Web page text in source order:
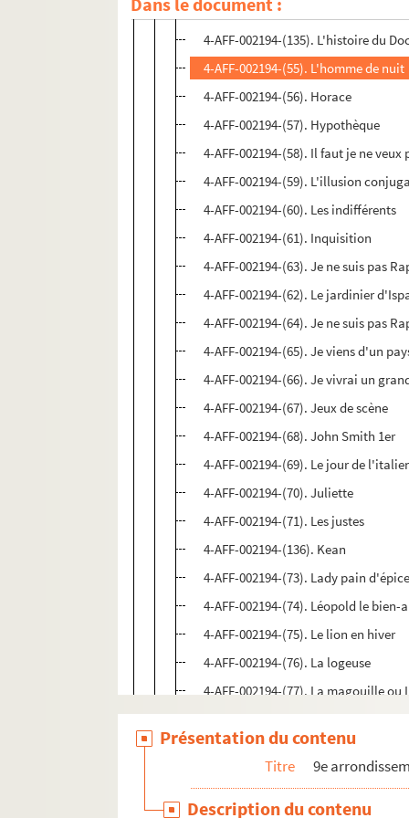
4-AFF-002194-(54). L'histoire de
4-AFF-002194-(135). L'histoire du
4-AFF-002194-(55). L'homme de nuit
4-AFF-002194-(56). Horace
4-AFF-002194-(57). Hypothèque
4-AFF-002194-(58). Il faut je ne veux
4-AFF-002194-(59). L'illusion
4-AFF-002194-(60). Les indifférents
4-AFF-002194-(61). Inquisition
4-AFF-002194-(63). Je ne suis pas
4-AFF-002194-(62). Le jardinier
4-AFF-002194-(64). Je ne suis pas
4-AFF-002194-(65). Je viens d'un
4-AFF-002194-(66). Je vivrai un
4-AFF-002194-(67). Jeux de scène
4-AFF-002194-(68). John Smith 1er
4-AFF-002194-(69). Le jour de
4-AFF-002194-(70). Juliette
4-AFF-002194-(71). Les justes
4-AFF-002194-(136). Kean
4-AFF-002194-(73). Lady pain
4-AFF-002194-(74). Léopold le bien-
4-AFF-002194-(75). Le lion en hiver
4-AFF-002194-(76). La logeuse
4-AFF-002194-(77). La magouille
4-AFF-002194-(78). Maîtres et
4-AFF-002194-(80). Mariage (en)
4-AFF-002194-(125). Un mari idéal
4-AFF-002194-(81). Le météore
Présentation du contenu
Titre 9e
Description du contenu